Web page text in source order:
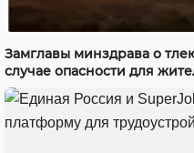
Замглавы минздрава о
случае опасности для